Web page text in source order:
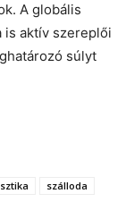
A globális
is aktív szereplői
súlyt
szálloda